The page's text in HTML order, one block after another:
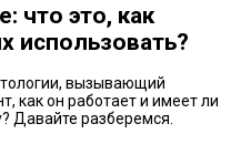
что это, как
использовать?
вызывающий
как он работает и имеет ли
Давайте разберемся.